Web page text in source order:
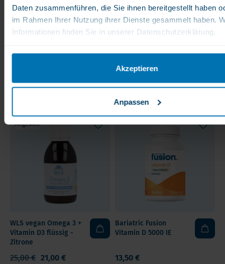
Daten zusammenführen, die Sie ihnen bereitgestellt haben
im Rahmen Ihrer Nutzung ihrer Dienste gesammelt haben.
Informationen finden Sie in unserer Datenschutzerklärung.
Akzeptieren
Anpassen
Sehr gutes Preis-
17,00 €
100% natürliches
Angebot!
WLS vegan Omega 3 +
Vitamin D3 flüssig -
Zitrone
21,00 €
25,00 €
Bariatric Fusion
Vitamin D 5000 IE
13,50 €